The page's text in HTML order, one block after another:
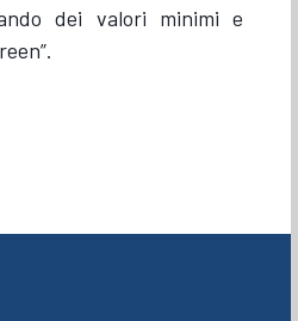
dei valori minimi e